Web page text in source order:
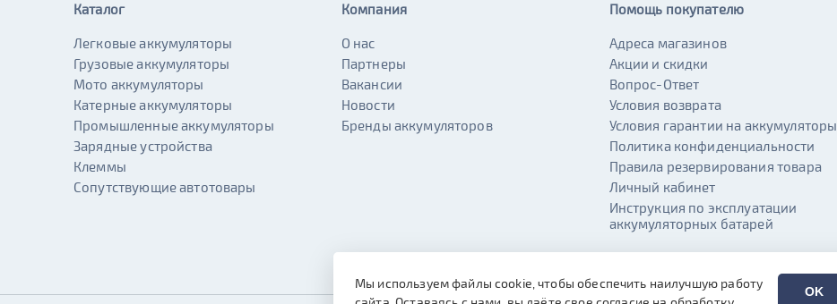
Каталог
Легковые аккумуляторы
Грузовые аккумуляторы
Мото аккумуляторы
Катерные аккумуляторы
Промышленные аккумуляторы
Зарядные устройства
Клеммы
Сопутствующие автотовары
Компания
О нас
Партнеры
Вакансии
Новости
Бренды аккумуляторов
Помощь покупателю
Адреса магазинов
Акции и скидки
Вопрос-Ответ
Условия возврата
Условия гарантии на аккумуляторы
Политика конфиденциальности
Правила резервирования товара
Личный кабинет
Инструкция по эксплуатации
аккумуляторных батарей
Мы используем файлы cookie, чтобы обеспечить наилучшую работу
OK